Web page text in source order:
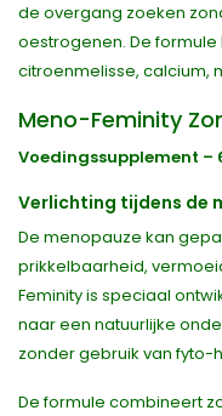
de overgang zoeken
oestrogenen. De
citroenmelisse, calcium,
Meno-Feminity
Voedingssupplement
Verlichting tijdens de
De menopauze kan
prikkelbaarheid,
Feminity is speciaal
naar een natuurlijke
zonder gebruik van fyto-
De formule combineert